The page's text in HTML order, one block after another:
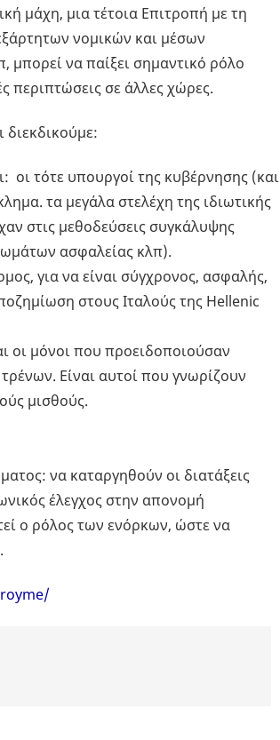
μάχη, μια τέτοια Επιτροπή με τη
νομικών και μέσων
να παίξει σημαντικό ρόλο
περιπτώσεις σε άλλες χώρες.
διεκδικούμε:
οι τότε υπουργοί της κυβέρνησης (και
τα μεγάλα στελέχη της ιδιωτικής
στις μεθοδεύσεις συγκάλυψης
ασφαλείας κλπ).
για να είναι σύγχρονος, ασφαλής,
στους Ιταλούς της Hellenic
οι μόνοι που προειδοποιούσαν
Είναι αυτοί που γνωρίζουν
μισθούς.
να καταργηθούν οι διατάξεις
έλεγχος στην απονομή
ο ρόλος των ενόρκων, ώστε να